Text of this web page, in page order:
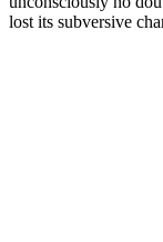
lost its subversive